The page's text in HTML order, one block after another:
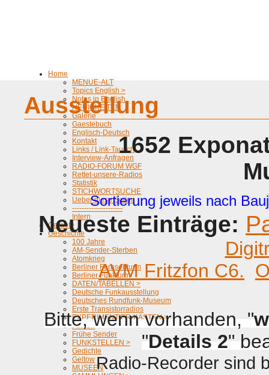
Home
MENUE-ALT
Topics English >
Notes in English
NEUIGKEITEN
Galerie
Gaestebuch
Englisch-Deutsch
Kontakt
Links / Link-Tausch
Interview-Anfragen
RADIO-FORUM WGF
Rettet-unsere-Radios
Statistik
STICHWORTSUCHE
Ueber diese Seiten
---------------------
Intern
Geraete
Geschichte
100 Jahre
AM-Sender-Sterben
Atomkrieg
Berliner Fernsehturm
Berliner Funkturm
DATEN/TABELLEN >
Deutsche Funkausstellung
Deutsches Rundfunk-Museum
Erste Transistorradios
EXPERIMENTIER-KÄSTEN >
Firmen
Frühe Sender
FUNKSTELLEN >
Gedichte
Geltow
MUSEEN
Ausstellung
1652
Sortierung jeweils nach
Neueste Einträge:
AVM Fritzfon C6.
Bitte, wenn vorhanden, "
"Details 2"
Radio-Recorder sind